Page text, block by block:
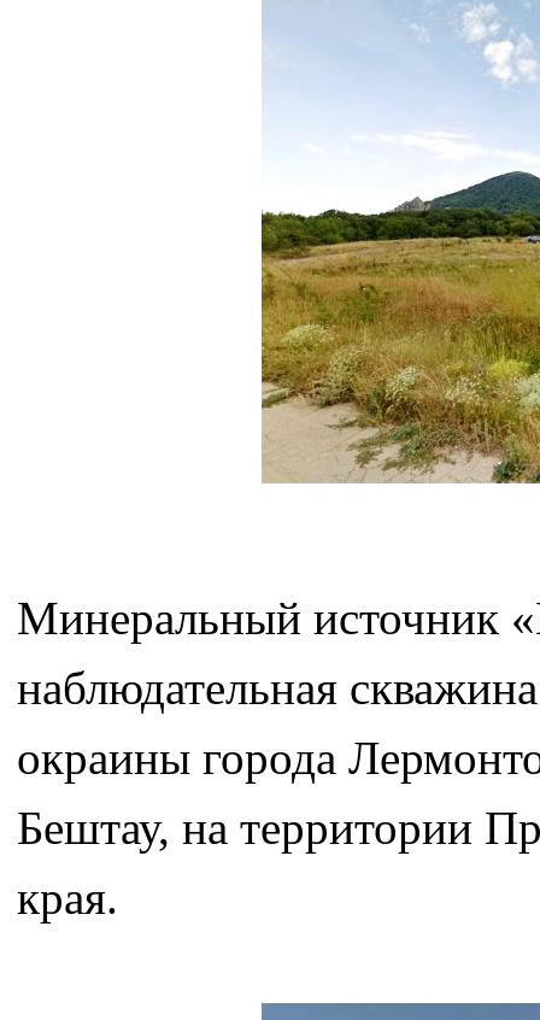
Минеральный источник
наблюдательная
окраины города
Бештау, на территории
края.